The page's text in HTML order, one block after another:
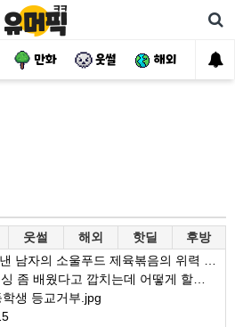
만화 웃썰 해외 핫
웃썰 해외 핫딜 후방
자의 소울푸드 제육볶음의 위력 ㅋㅋ
배웠다고 깝치는데 어떻게 할까요?
생 등교거부.jpg